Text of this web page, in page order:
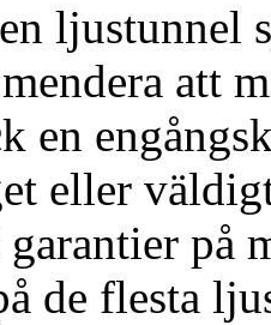
ljustunnel
att
en
eller
på
de flesta